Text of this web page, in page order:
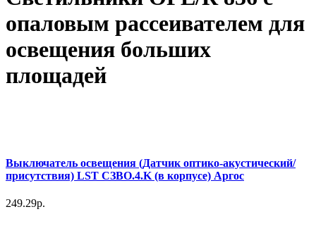
опаловым рассеивателем для
освещения больших
площадей
Выключатель освещения (Датчик оптико-акустический/
присутствия) LST СЗВО.4.K (в корпусе) Аргос
249.29р.